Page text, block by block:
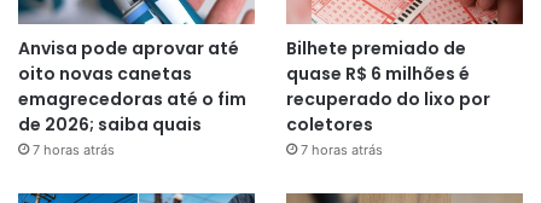
Anvisa pode aprovar até
oito novas canetas
emagrecedoras até o fim
de 2026; saiba quais
7 horas atrás
Bilhete premiado de
quase R$ 6 milhões é
recuperado do lixo por
coletores
7 horas atrás